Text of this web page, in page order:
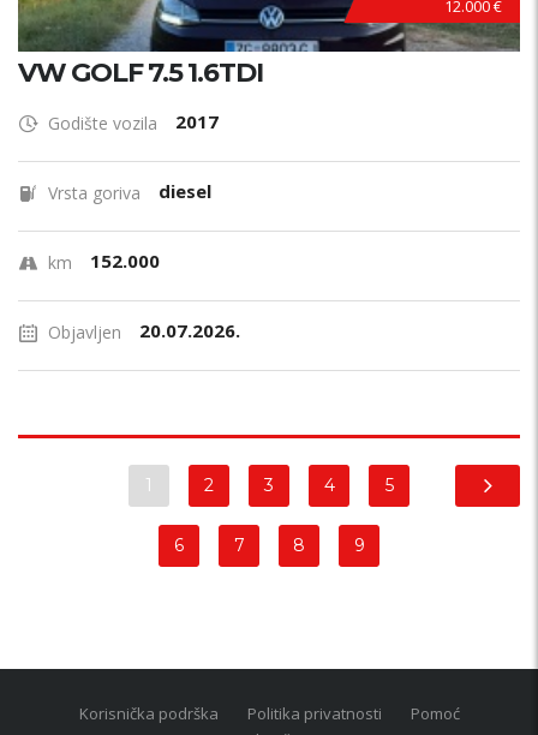
12.000 €
VW GOLF 7.5 1.6TDI
Godište vozila 2017
Vrsta goriva diesel
km 152.000
Objavljen 20.07.2026.
1 2 3 4 5
6 7 8 9
Korisnička podrška Politika privatnosti
Pomoć